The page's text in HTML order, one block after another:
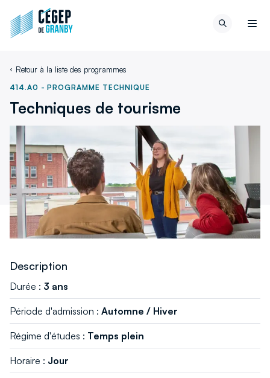
Aller au contenu
d'accueil
du
Retour à la liste des programmes
Techniques de tourisme
414.A0 - PROGRAMME TECHNIQUE
Description
Durée : 3 ans
Période d'admission : Automne / Hiver
Régime d'études : Temps plein
Horaire : Jour